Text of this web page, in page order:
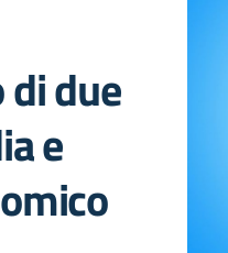
di due
e